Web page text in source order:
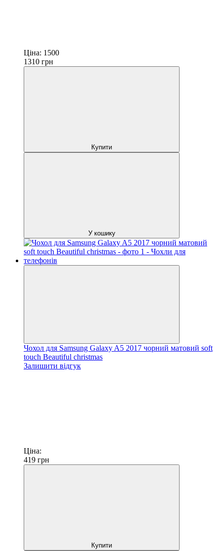
Ціна: 1500
1310 грн
Купити
У кошику
Чохол для Samsung Galaxy A5 2017 чорний матовий soft
touch Beautiful christmas
Залишити відгук
Ціна:
419 грн
Купити